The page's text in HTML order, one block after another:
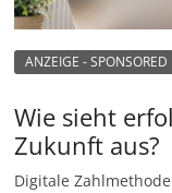
ANZEIGE - SPONSORED
Wie sieht
Zukunft aus?
Digitale